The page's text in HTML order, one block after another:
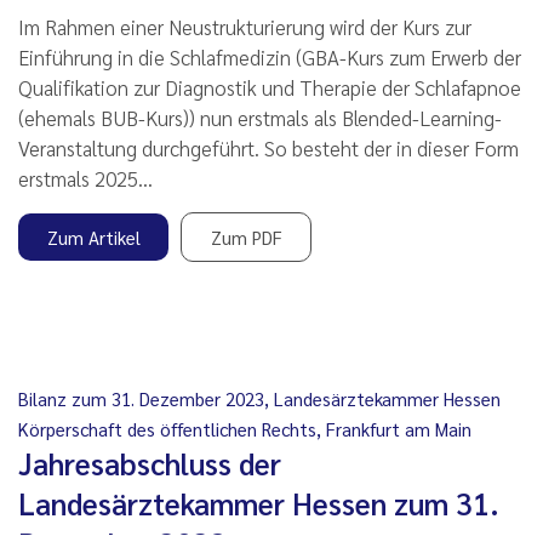
Im Rahmen einer Neustrukturierung wird der Kurs zur
Einführung in die Schlafmedizin (GBA-Kurs zum Erwerb der
Qualifikation zur Diagnostik und Therapie der Schlafapnoe
(ehemals BUB-Kurs)) nun erstmals als Blended-Learning-
Veranstaltung durchgeführt. So besteht der in dieser Form
erstmals 2025…
Zum Artikel Zum PDF
Bilanz zum 31. Dezember 2023, Landesärztekammer Hessen
Körperschaft des öffentlichen Rechts, Frankfurt am Main
Jahresabschluss der
Landesärztekammer Hessen zum 31.